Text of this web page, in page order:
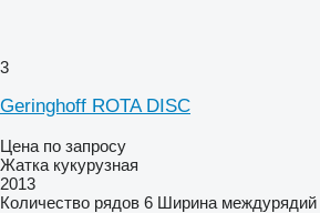
3
Geringhoff ROTA DISC
Цена по запросу
Жатка кукурузная
2013
Количество рядов 6 Ширина междурядий